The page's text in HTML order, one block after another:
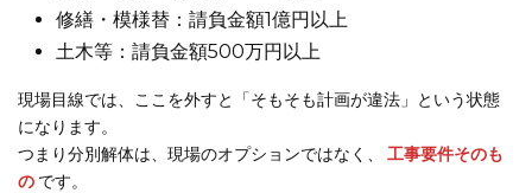
修繕・模様替：請負金額1億円以上
土木等：請負金額500万円以上
現場目線では、ここを外すと「そもそも計画が違法」という状態
になります。
つまり分別解体は、現場のオプションではなく、
工事要件そのも
の です。